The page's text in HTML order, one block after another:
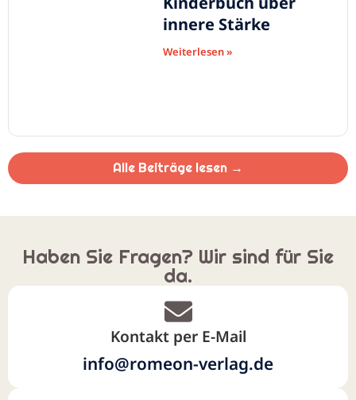
innere Stärke
Weiterlesen »
Alle Beiträge lesen →
Haben Sie Fragen? Wir sind für Sie
da.
Kontakt per E-Mail
info@romeon-verlag.de